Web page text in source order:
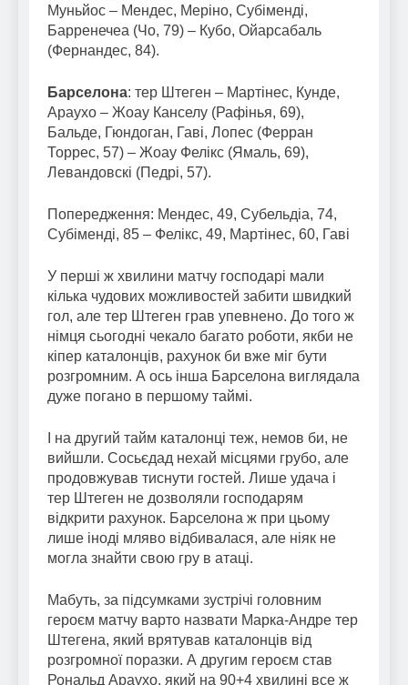
Муньйос – Мендес, Меріно, Субіменді,
Барренечеа (Чо, 79) – Кубо, Ойарсабаль
(Фернандес, 84).
Барселона: тер Штеген – Мартінес, Кунде,
Араухо – Жоау Канселу (Рафінья, 69),
Бальде, Гюндоган, Гаві, Лопес (Ферран
Торрес, 57) – Жоау Фелікс (Ямаль, 69),
Левандовскі (Педрі, 57).
Попередження: Мендес, 49, Субельдіа, 74,
Субіменді, 85 – Фелікс, 49, Мартінес, 60, Гаві
У перші ж хвилини матчу господарі мали
кілька чудових можливостей забити швидкий
гол, але тер Штеген грав упевнено. До того ж
німця сьогодні чекало багато роботи, якби не
кіпер каталонців, рахунок би вже міг бути
розгромним. А ось інша Барселона виглядала
дуже погано в першому таймі.
І на другий тайм каталонці теж, немов би, не
вийшли. Сосьєдад нехай місцями грубо, але
продовжував тиснути гостей. Лише удача і
тер Штеген не дозволяли господарям
відкрити рахунок. Барселона ж при цьому
лише іноді мляво відбивалася, але ніяк не
могла знайти свою гру в атаці.
Мабуть, за підсумками зустрічі головним
героєм матчу варто назвати Марка-Андре тер
Штегена, який врятував каталонців від
розгромної поразки. А другим героєм став
Рональд Араухо, який на 90+4 хвилині все ж